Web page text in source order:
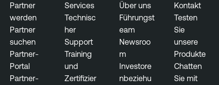
Partner
werden
Partner
suchen
Partner-
Portal
Partner-
Services
Technisc
her
Support
Training
und
Zertifizier
Über uns
Führungst
eam
Newsroo
m
Investore
nbeziehu
Kontakt
Testen
Sie
unsere
Produkte
Chatten
Sie mit